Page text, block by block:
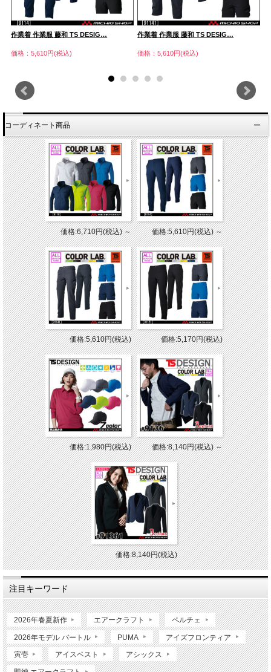
作業着 作業服 藤和 TS DESIG…
価格：5,610円(税込)
作業着 作業服 藤和 TS DESIG…
価格：5,610円(税込)
コーディネート商品
価格:6,710円(税込)～ 価格:5,610円(税込)～
価格:5,610円(税込) 価格:5,170円(税込)
価格:1,980円(税込) 価格:8,140円(税込)～
価格:8,140円(税込)
注目キーワード
2026年春夏新作 エアークラフト ペルチェ
2026年モデル バートル PUMA アイズフロンティア
寅壱 アイスベスト アシックス